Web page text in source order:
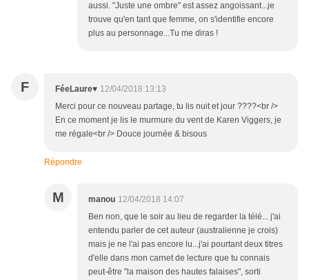
aussi. "Juste une ombre" est assez angoissant...je
trouve qu'en tant que femme, on s'identifie encore
plus au personnage...Tu me diras !
F FéeLaure♥ 12/04/2018 13:13
Merci pour ce nouveau partage, tu lis nuit et jour ????<br />
En ce moment je lis le murmure du vent de Karen Viggers, je
me régale<br /> Douce journée & bisous
Répondre
M manou 12/04/2018 14:07
Ben non, que le soir au lieu de regarder la télé... j'ai
entendu parler de cet auteur (australienne je crois)
mais je ne l'ai pas encore lu...j'ai pourtant deux titres
d'elle dans mon carnet de lecture que tu connais
peut-être "la maison des hautes falaises", sorti